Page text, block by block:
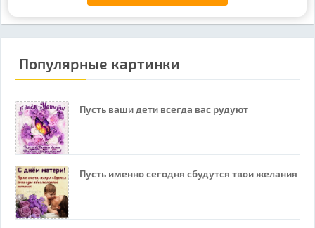
Популярные картинки
Пусть ваши дети всегда вас рудуют
Пусть именно сегодня сбудутся твои желания